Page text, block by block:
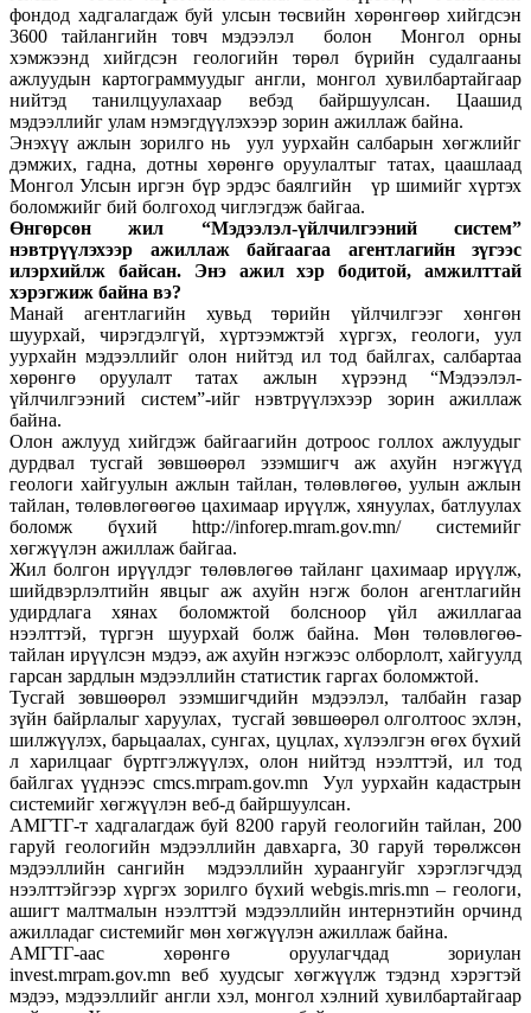
фондод хадгалагдаж буй улсын төсвийн хөрөнгөөр хийгдсэн
3600 тайлангийн товч мэдээлэл болон Монгол орны
хэмжээнд хийгдсэн геологийн төрөл бүрийн судалгааны
ажлуудын картограммуудыг англи, монгол хувилбартайгаар
нийтэд танилцуулахаар вебэд байршуулсан. Цаашид
мэдээллийг улам нэмэгдүүлэхээр зорин ажиллаж байна.
Энэхүү ажлын зорилго нь уул уурхайн салбарын хөгжлийг
дэмжих, гадна, дотны хөрөнгө оруулалтыг татах, цаашлаад
Монгол Улсын иргэн бүр эрдэс баялгийн үр шимийг хүртэх
боломжийг бий болгоход чиглэгдэж байгаа.
Өнгөрсөн жил “Мэдээлэл-үйлчилгээний систем”
нэвтрүүлэхээр ажиллаж байгаагаа агентлагийн зүгээс
илэрхийлж байсан. Энэ ажил хэр бодитой, амжилттай
хэрэгжиж байна вэ?
Манай агентлагийн хувьд төрийн үйлчилгээг хөнгөн
шуурхай, чирэгдэлгүй, хүртээмжтэй хүргэх, геологи, уул
уурхайн мэдээллийг олон нийтэд ил тод байлгах, салбартаа
хөрөнгө оруулалт татах ажлын хүрээнд “Мэдээлэл-
үйлчилгээний систем”-ийг нэвтрүүлэхээр зорин ажиллаж
байна.
Олон ажлууд хийгдэж байгаагийн дотроос голлох ажлуудыг
дурдвал тусгай зөвшөөрөл эзэмшигч аж ахуйн нэгжүүд
геологи хайгуулын ажлын тайлан, төлөвлөгөө, уулын ажлын
тайлан, төлөвлөгөөгөө цахимаар ирүүлж, хянуулах, батлуулах
боломж бүхий http://inforep.mram.gov.mn/ системийг
хөгжүүлэн ажиллаж байгаа.
Жил болгон ирүүлдэг төлөвлөгөө тайланг цахимаар ирүүлж,
шийдвэрлэлтийн явцыг аж ахуйн нэгж болон агентлагийн
удирдлага хянах боломжтой болсноор үйл ажиллагаа
нээлттэй, түргэн шуурхай болж байна. Мөн төлөвлөгөө-
тайлан ирүүлсэн мэдээ, аж ахуйн нэгжээс олборлолт, хайгуулд
гарсан зардлын мэдээллийн статистик гаргах боломжтой.
Тусгай зөвшөөрөл эзэмшигчдийн мэдээлэл, талбайн газар
зүйн байрлалыг харуулах, тусгай зөвшөөрөл олголтоос эхлэн,
шилжүүлэх, барьцаалах, сунгах, цуцлах, хүлээлгэн өгөх бүхий
л харилцааг бүртгэлжүүлэх, олон нийтэд нээлттэй, ил тод
байлгах үүднээс cmcs.mrpam.gov.mn Уул уурхайн кадастрын
системийг хөгжүүлэн веб-д байршуулсан.
АМГТГ-т хадгалагдаж буй 8200 гаруй геологийн тайлан, 200
гаруй геологийн мэдээллийн давхарга, 30 гаруй төрөлжсөн
мэдээллийн сангийн мэдээллийн хураангуйг хэрэглэгчдэд
нээлттэйгээр хүргэх зорилго бүхий webgis.mris.mn – геологи,
ашигт малтмалын нээлттэй мэдээллийн интернэтийн орчинд
ажилладаг системийг мөн хөгжүүлэн ажиллаж байна.
АМГТГ-аас хөрөнгө оруулагчдад зориулан
invest.mrpam.gov.mn веб хуудсыг хөгжүүлж тэдэнд хэрэгтэй
мэдээ, мэдээллийг англи хэл, монгол хэлний хувилбартайгаар